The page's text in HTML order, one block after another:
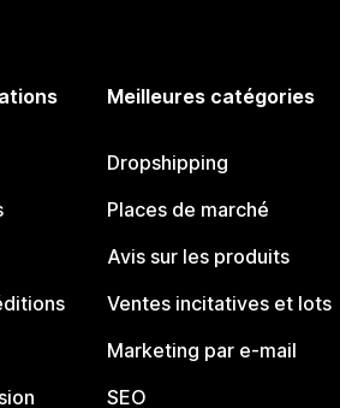
Meilleures catégories
Dropshipping
Places de marché
Avis sur les produits
Ventes incitatives et lots
Marketing par e-mail
SEO